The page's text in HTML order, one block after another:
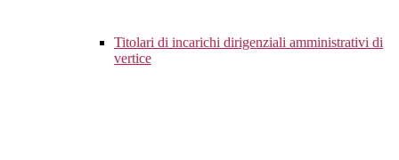
Titolari di incarichi dirigenziali amministrativi di
vertice